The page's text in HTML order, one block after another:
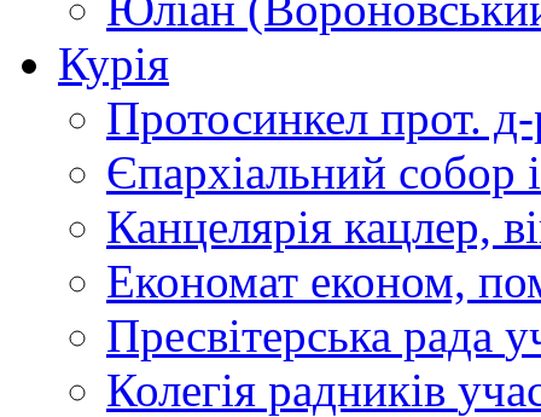
Курія
Протосинкел прот.
Єпархіальний собор
Канцелярія кацлер,
Економат економ,
Пресвітерська рада
Колегія радників